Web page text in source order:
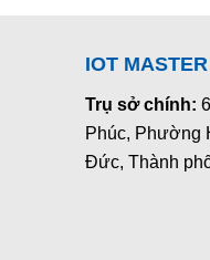
IOT
Trụ sở chính:
Phúc, Phường
Đức, Thành